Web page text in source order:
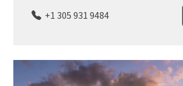
+1 305 931 9484